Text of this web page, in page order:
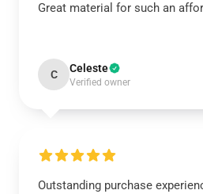
Great material for such an
C Celeste
Verified owner
Outstanding purchase